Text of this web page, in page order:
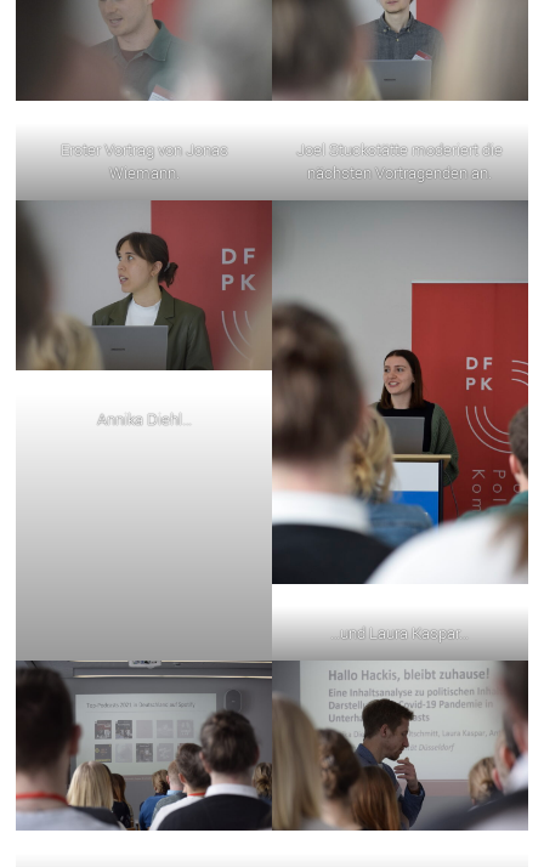
Erster Vortrag von Jonas
Wiemann.
Joel Stuckstätte moderiert die
nächsten Vortragenden an.
Annika Diehl…
…und Laura Kaspar…